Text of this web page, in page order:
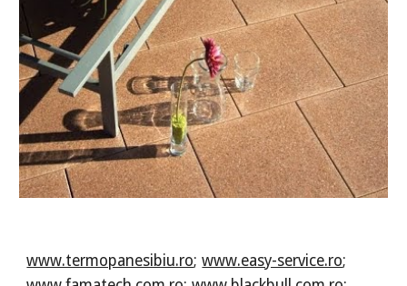
www.termopanesibiu.ro;www.easy-service.ro;